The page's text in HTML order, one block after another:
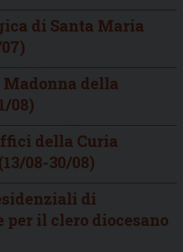
di Santa Maria
Madonna della
08)
della Curia
08-30/08)
di
per il clero diocesano